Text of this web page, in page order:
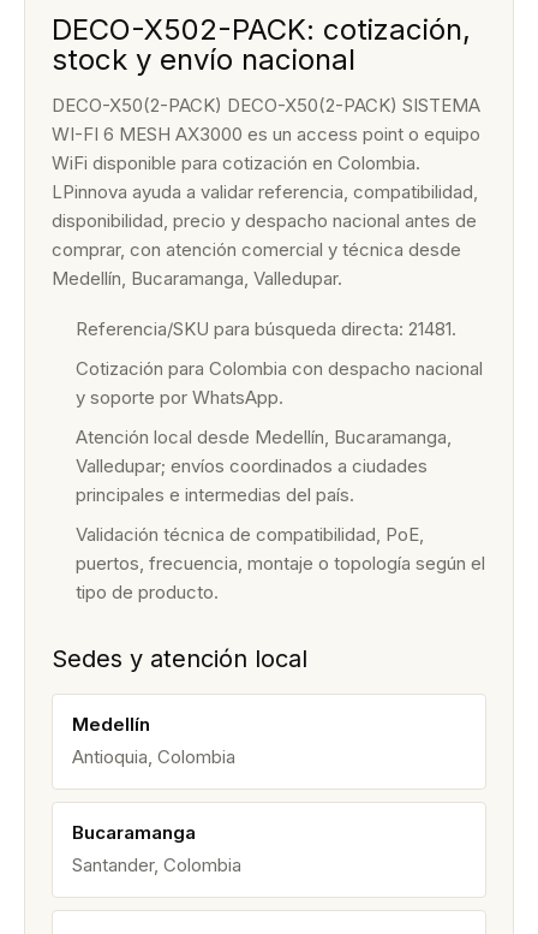
DECO-X502-PACK: cotización,
stock y envío nacional
DECO-X50(2-PACK) DECO-X50(2-PACK) SISTEMA
WI-FI 6 MESH AX3000 es un access point o equipo
WiFi disponible para cotización en Colombia.
LPinnova ayuda a validar referencia, compatibilidad,
disponibilidad, precio y despacho nacional antes de
comprar, con atención comercial y técnica desde
Medellín, Bucaramanga, Valledupar.
Referencia/SKU para búsqueda directa: 21481.
Cotización para Colombia con despacho nacional
y soporte por WhatsApp.
Atención local desde Medellín, Bucaramanga,
Valledupar; envíos coordinados a ciudades
principales e intermedias del país.
Validación técnica de compatibilidad, PoE,
puertos, frecuencia, montaje o topología según el
tipo de producto.
Sedes y atención local
Medellín
Antioquia, Colombia
Bucaramanga
Santander, Colombia